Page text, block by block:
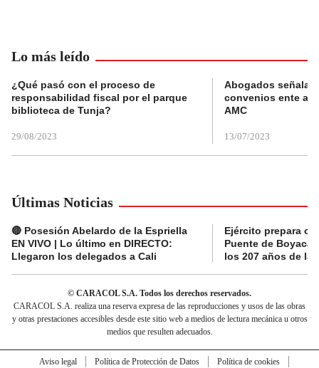
Lo más leído
¿Qué pasó con el proceso de
responsabilidad fiscal por el parque
biblioteca de Tunja?
29/08/2023
Abogados
convenios ente
AMC
13/07/2023
Últimas Noticias
🔴 Posesión Abelardo de la Espriella
EN VIVO | Lo último en DIRECTO:
Llegaron los delegados a Cali
Ejército prepara
Puente de Boyacá
los 207 años de la
© CARACOL S.A. Todos los derechos reservados.
CARACOL S.A. realiza una reserva expresa de las reproducciones y usos de las obras
y otras prestaciones accesibles desde este sitio web a medios de lectura mecánica u otros
medios que resulten adecuados.
Aviso legal Política de Protección de Datos
Política de cookies